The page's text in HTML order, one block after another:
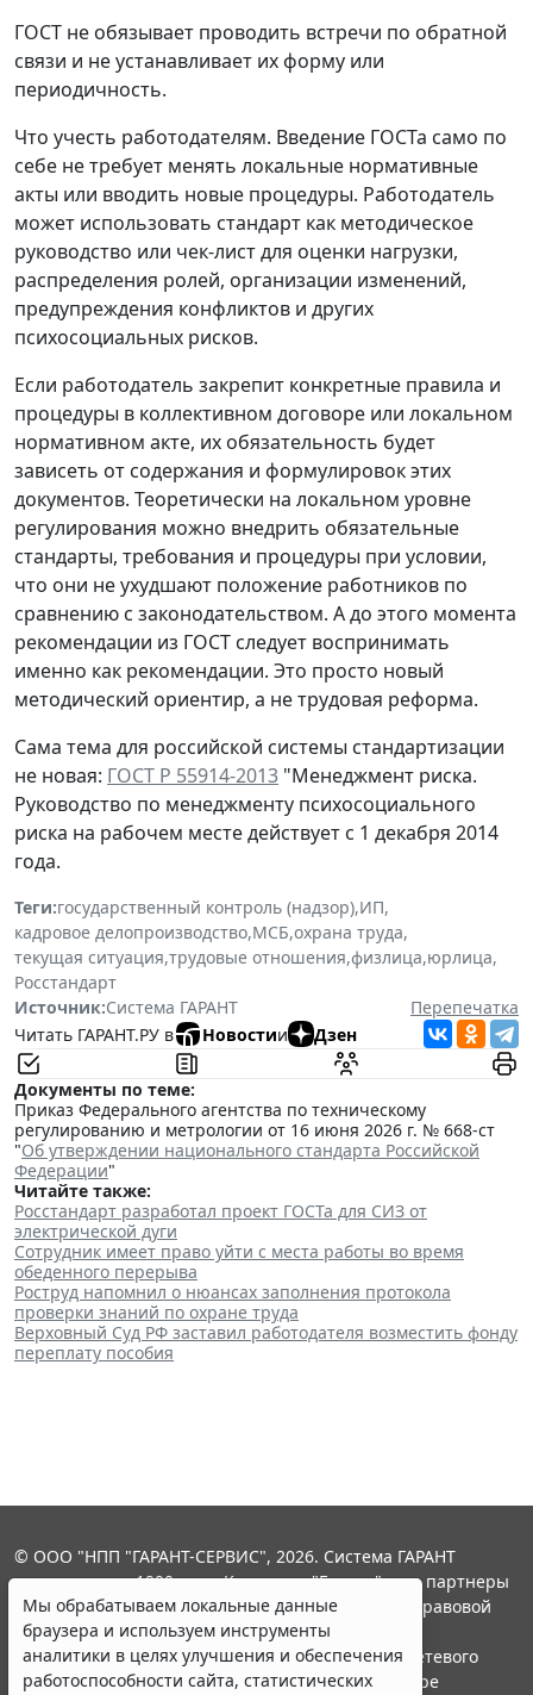
ГОСТ не обязывает проводить встречи по обратной
связи и не устанавливает их форму или
периодичность.
Что учесть работодателям. Введение ГОСТа само по
себе не требует менять локальные нормативные
акты или вводить новые процедуры. Работодатель
может использовать стандарт как методическое
руководство или чек-лист для оценки нагрузки,
распределения ролей, организации изменений,
предупреждения конфликтов и других
психосоциальных рисков.
Если работодатель закрепит конкретные правила и
процедуры в коллективном договоре или локальном
нормативном акте, их обязательность будет
зависеть от содержания и формулировок этих
документов. Теоретически на локальном уровне
регулирования можно внедрить обязательные
стандарты, требования и процедуры при условии,
что они не ухудшают положение работников по
сравнению с законодательством. А до этого момента
рекомендации из ГОСТ следует воспринимать
именно как рекомендации. Это просто новый
методический ориентир, а не трудовая реформа.
Сама тема для российской системы стандартизации
не новая: ГОСТ Р 55914-2013 "Менеджмент риска.
Руководство по менеджменту психосоциального
риска на рабочем месте действует с 1 декабря 2014
года.
Теги:государственный контроль (надзор),ИП,
кадровое делопроизводство,МСБ,охрана труда,
текущая ситуация,трудовые отношения,физлица,юрлица,
Росстандарт
Источник:Система ГАРАНТ
Перепечатка
Читать ГАРАНТ.РУ в
Новостии Дзен
Документы по теме:
Приказ Федерального агентства по техническому
регулированию и метрологии от 16 июня 2026 г. № 668-ст
"Об утверждении национального стандарта Российской
Федерации"
Читайте также:
Росстандарт разработал проект ГОСТа для СИЗ от
электрической дуги
Сотрудник имеет право уйти с места работы во время
обеденного перерыва
Роструд напомнил о нюансах заполнения протокола
проверки знаний по охране труда
Верховный Суд РФ заставил работодателя возместить фонду
переплату пособия
Мы обрабатываем локальные данные
браузера и используем инструменты
аналитики в целях улучшения и обеспечения
работоспособности сайта, статистических
© ООО "НПП "ГАРАНТ-СЕРВИС", 2026. Система ГАРАНТ
выпускается с 1990 года. Компания "Гарант" и ее партнеры
являются участниками Российской ассоциации правовой
информации ГАРАНТ.
Портал ГАРАНТ.РУ зарегистрирован в качестве сетевого
издания Федеральной службой по надзору в сфере